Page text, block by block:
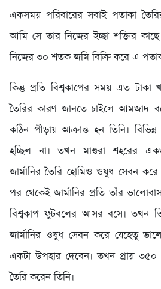
একসময় পরিবারের সবাই পতাকা
আমি সে তার নিজের ইচ্ছা শক্তির
নিজের ৩০ শতক জমি বিক্রি করে এ
কিন্তু প্রতি বিশ্বকাপের সময় এত টাকা
তৈরির কারণ জানতে চাইলে আমজাদ
কঠিন পীড়ায় আক্রান্ত হন তিনি।
হচ্ছিল না। তখন মাগুরা শহরের
জার্মানির তৈরি হোমিও ওষুধ সেবন
পর থেকেই জার্মানির প্রতি তাঁর
বিশ্বকাপ ফুটবলের আসর বসে। তখন
জার্মানির ওষুধ সেবন করে যেহেতু
একটা উপহার দেবেন। তখন প্রায় ৩৫০
তৈরি করেন তিনি।